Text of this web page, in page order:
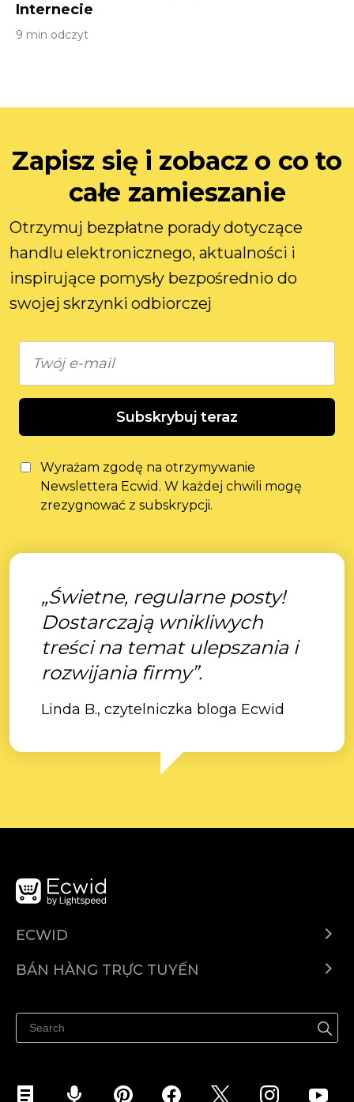
Internecie
9 min odczyt
Zapisz się i zobacz o co to
całe zamieszanie
Otrzymuj bezpłatne porady dotyczące
handlu elektronicznego, aktualności i
inspirujące pomysły bezpośrednio do
swojej skrzynki odbiorczej
Subskrybuj teraz
Wyrażam zgodę na otrzymywanie
Newslettera Ecwid. W każdej chwili mogę
zrezygnować z subskrypcji.
„Świetne, regularne posty!
Dostarczają wnikliwych
treści na temat ulepszania i
rozwijania firmy”.
Linda B., czytelniczka bloga Ecwid
ECWID
Trung tâm trợ giúp
BÁN HÀNG TRỰC TUYẾN
Quảng bá ở bất cứ đâu
Kiểm soát mọi thứ